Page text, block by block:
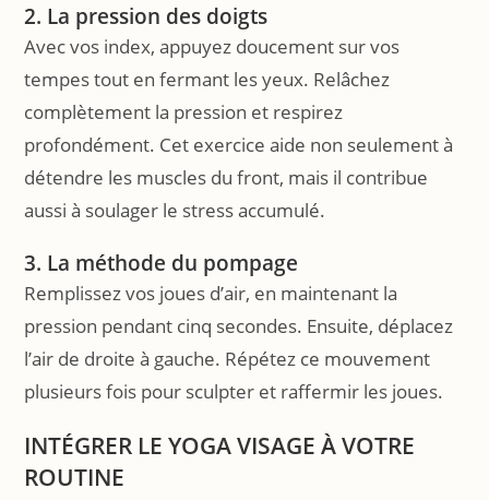
2. La pression des doigts
Avec vos index, appuyez doucement sur vos
tempes tout en fermant les yeux. Relâchez
complètement la pression et respirez
profondément. Cet exercice aide non seulement à
détendre les muscles du front, mais il contribue
aussi à soulager le stress accumulé.
3. La méthode du pompage
Remplissez vos joues d’air, en maintenant la
pression pendant cinq secondes. Ensuite, déplacez
l’air de droite à gauche. Répétez ce mouvement
plusieurs fois pour sculpter et raffermir les joues.
INTÉGRER LE YOGA VISAGE À VOTRE
ROUTINE